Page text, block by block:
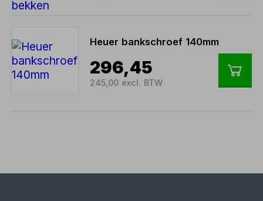
Heuer bankschroef 140mm
296,45
245,00 excl. BTW